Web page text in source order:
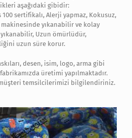
aşağıdaki gibidir:
100 sertifikalı, Alerji yapmaz, Kokusuz,
makinesinde yıkanabilir ve kolay
Uzun ömürlüdür,
uzun süre korur.
desen, isim, logo, arma gibi
üretimi yapılmaktadır.
temsilcilerimizi bilgilendiriniz.